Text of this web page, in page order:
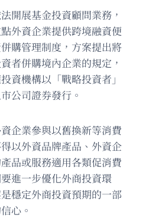
開展基金投資顧問業務，
外資企業提供跨境融資便
購管理制度，方案提出將
者併購境內企業的規定，
資機構以「戰略投資者」
公司證券發行。
企業參與以舊換新等消費
以外資品牌產品、外資企
品或服務適用各類促消費
進一步優化外商投資環
穩定外商投資預期的一部
心。